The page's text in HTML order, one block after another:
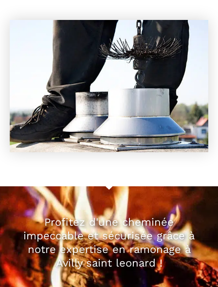
Profitez d'une cheminée
impeccable et sécurisée grâce à
notre expertise en ramonage à
Avilly saint leonard !